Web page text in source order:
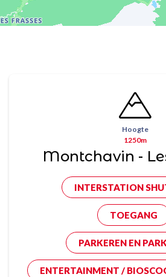
Hoogte
1250m
Montchavin -
INTERSTATION
TOEGANG
PARKEREN EN
ENTERTAINMENT /